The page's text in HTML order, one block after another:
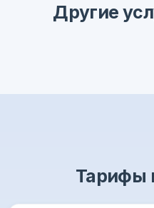
Другие
Тарифы